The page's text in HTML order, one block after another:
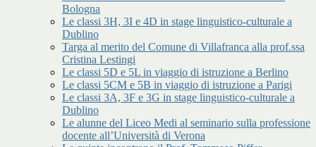
Bologna
Le classi 3H, 3I e 4D in stage linguistico-culturale a
Dublino
Targa al merito del Comune di Villafranca alla prof.ssa
Cristina Lestingi
Le classi 5D e 5L in viaggio di istruzione a Berlino
Le classi 5CM e 5B in viaggio di istruzione a Parigi
Le classi 3A, 3F e 3G in stage linguistico-culturale a
Dublino
Le alunne del Liceo Medi al seminario sulla professione
docente all’Università di Verona